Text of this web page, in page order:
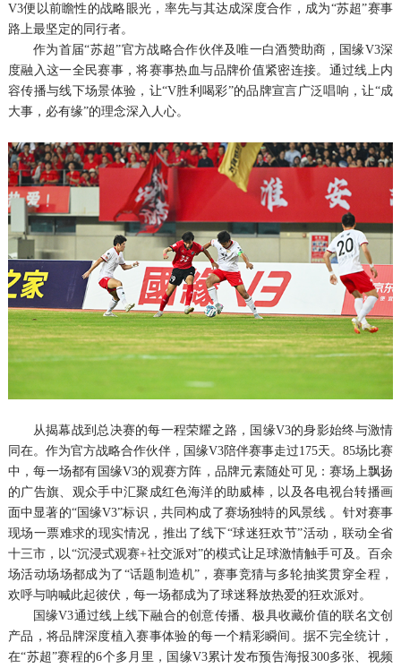
V3便以前瞻性的战略眼光，率先与其达成深度合作，成为“苏超”赛事
路上最坚定的同行者。
作为首届“苏超”官方战略合作伙伴及唯一白酒赞助商，国缘V3深
度融入这一全民赛事，将赛事热血与品牌价值紧密连接。通过线上内
容传播与线下场景体验，让“V胜利喝彩”的品牌宣言广泛唱响，让“成
大事，必有缘”的理念深入人心。
从揭幕战到总决赛的每一程荣耀之路，国缘V3的身影始终与激情
同在。作为官方战略合作伙伴，国缘V3陪伴赛事走过175天。85场比赛
中，每一场都有国缘V3的观赛方阵，品牌元素随处可见：赛场上飘扬
的广告旗、观众手中汇聚成红色海洋的助威棒，以及各电视台转播画
面中显著的“国缘V3”标识，共同构成了赛场独特的风景线 。针对赛事
现场一票难求的现实情况，推出了线下“球迷狂欢节”活动，联动全省
十三市，以“沉浸式观赛+社交派对”的模式让足球激情触手可及。百余
场活动场场都成为了“话题制造机”，赛事竞猜与多轮抽奖贯穿全程，
欢呼与呐喊此起彼伏，每一场都成为了球迷释放热爱的狂欢派对。
国缘V3通过线上线下融合的创意传播、极具收藏价值的联名文创
产品，将品牌深度植入赛事体验的每一个精彩瞬间。据不完全统计，
在“苏超”赛程的6个多月里，国缘V3累计发布预告海报300多张、视频